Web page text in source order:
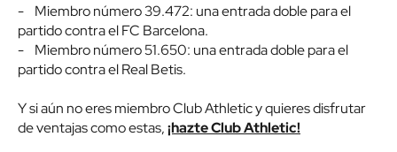
- Miembro número 39.472: una entrada doble para el
partido contra el FC Barcelona.
- Miembro número 51.650: una entrada doble para el
partido contra el Real Betis.
Y si aún no eres miembro Club Athletic y quieres disfrutar
de ventajas como estas,¡hazte Club Athletic!